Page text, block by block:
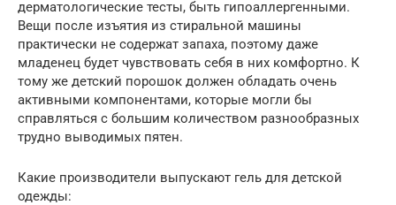
дерматологические тесты, быть гипоаллергенными.
Вещи после изъятия из стиральной машины
практически не содержат запаха, поэтому даже
младенец будет чувствовать себя в них комфортно. К
тому же детский порошок должен обладать очень
активными компонентами, которые могли бы
справляться с большим количеством разнообразных
трудно выводимых пятен.
Какие производители выпускают гель для детской
одежды: